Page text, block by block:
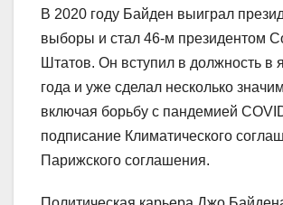
В 2020 году Байден выиграл
выборы и стал 46-м президентом
Штатов. Он вступил в должность в
года и уже сделал несколько
включая борьбу с пандемией
подписание Климатического
Парижского соглашения.